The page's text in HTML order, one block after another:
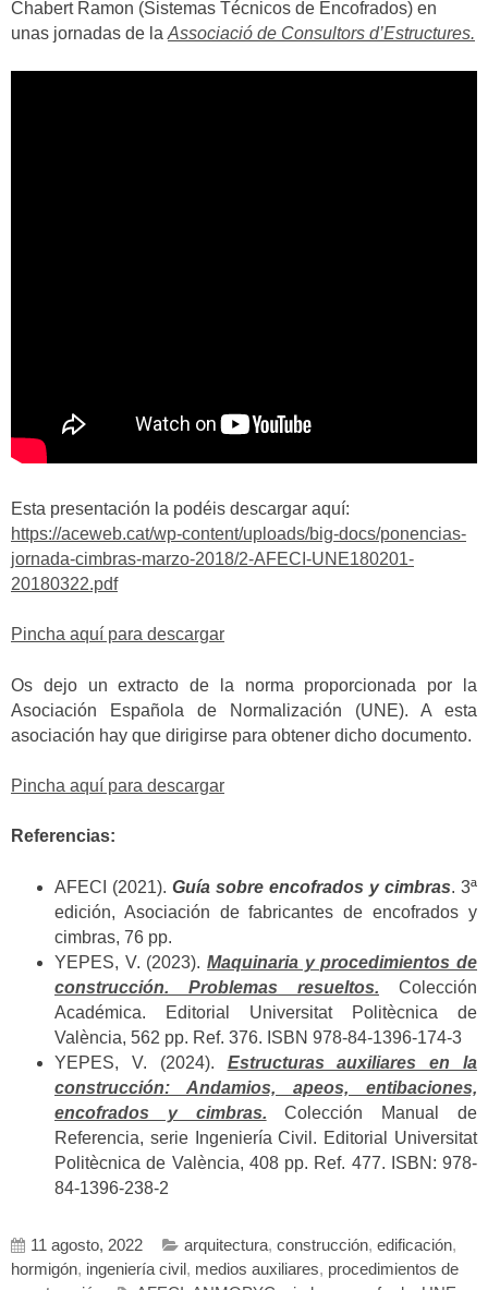
Chabert Ramon (Sistemas Técnicos de Encofrados) en
unas jornadas de la Associació de Consultors d’Estructures.
Esta presentación la podéis descargar aquí:
https://aceweb.cat/wp-content/uploads/big-docs/ponencias-
jornada-cimbras-marzo-2018/2-AFECI-UNE180201-
20180322.pdf
Pincha aquí para descargar
Os dejo un extracto de la norma proporcionada por la
Asociación Española de Normalización (UNE). A esta
asociación hay que dirigirse para obtener dicho documento.
Pincha aquí para descargar
Referencias:
AFECI (2021). Guía sobre encofrados y cimbras. 3ª
edición, Asociación de fabricantes de encofrados y
cimbras, 76 pp.
YEPES, V. (2023). Maquinaria y procedimientos de
construcción. Problemas resueltos. Colección
Académica. Editorial Universitat Politècnica de
València, 562 pp. Ref. 376. ISBN 978-84-1396-174-3
YEPES, V. (2024). Estructuras auxiliares en la
construcción: Andamios, apeos, entibaciones,
encofrados y cimbras. Colección Manual de
Referencia, serie Ingeniería Civil. Editorial Universitat
Politècnica de València, 408 pp. Ref. 477. ISBN: 978-
84-1396-238-2
11 agosto, 2022 arquitectura, construcción, edificación,
hormigón, ingeniería civil , medios auxiliares, procedimientos de